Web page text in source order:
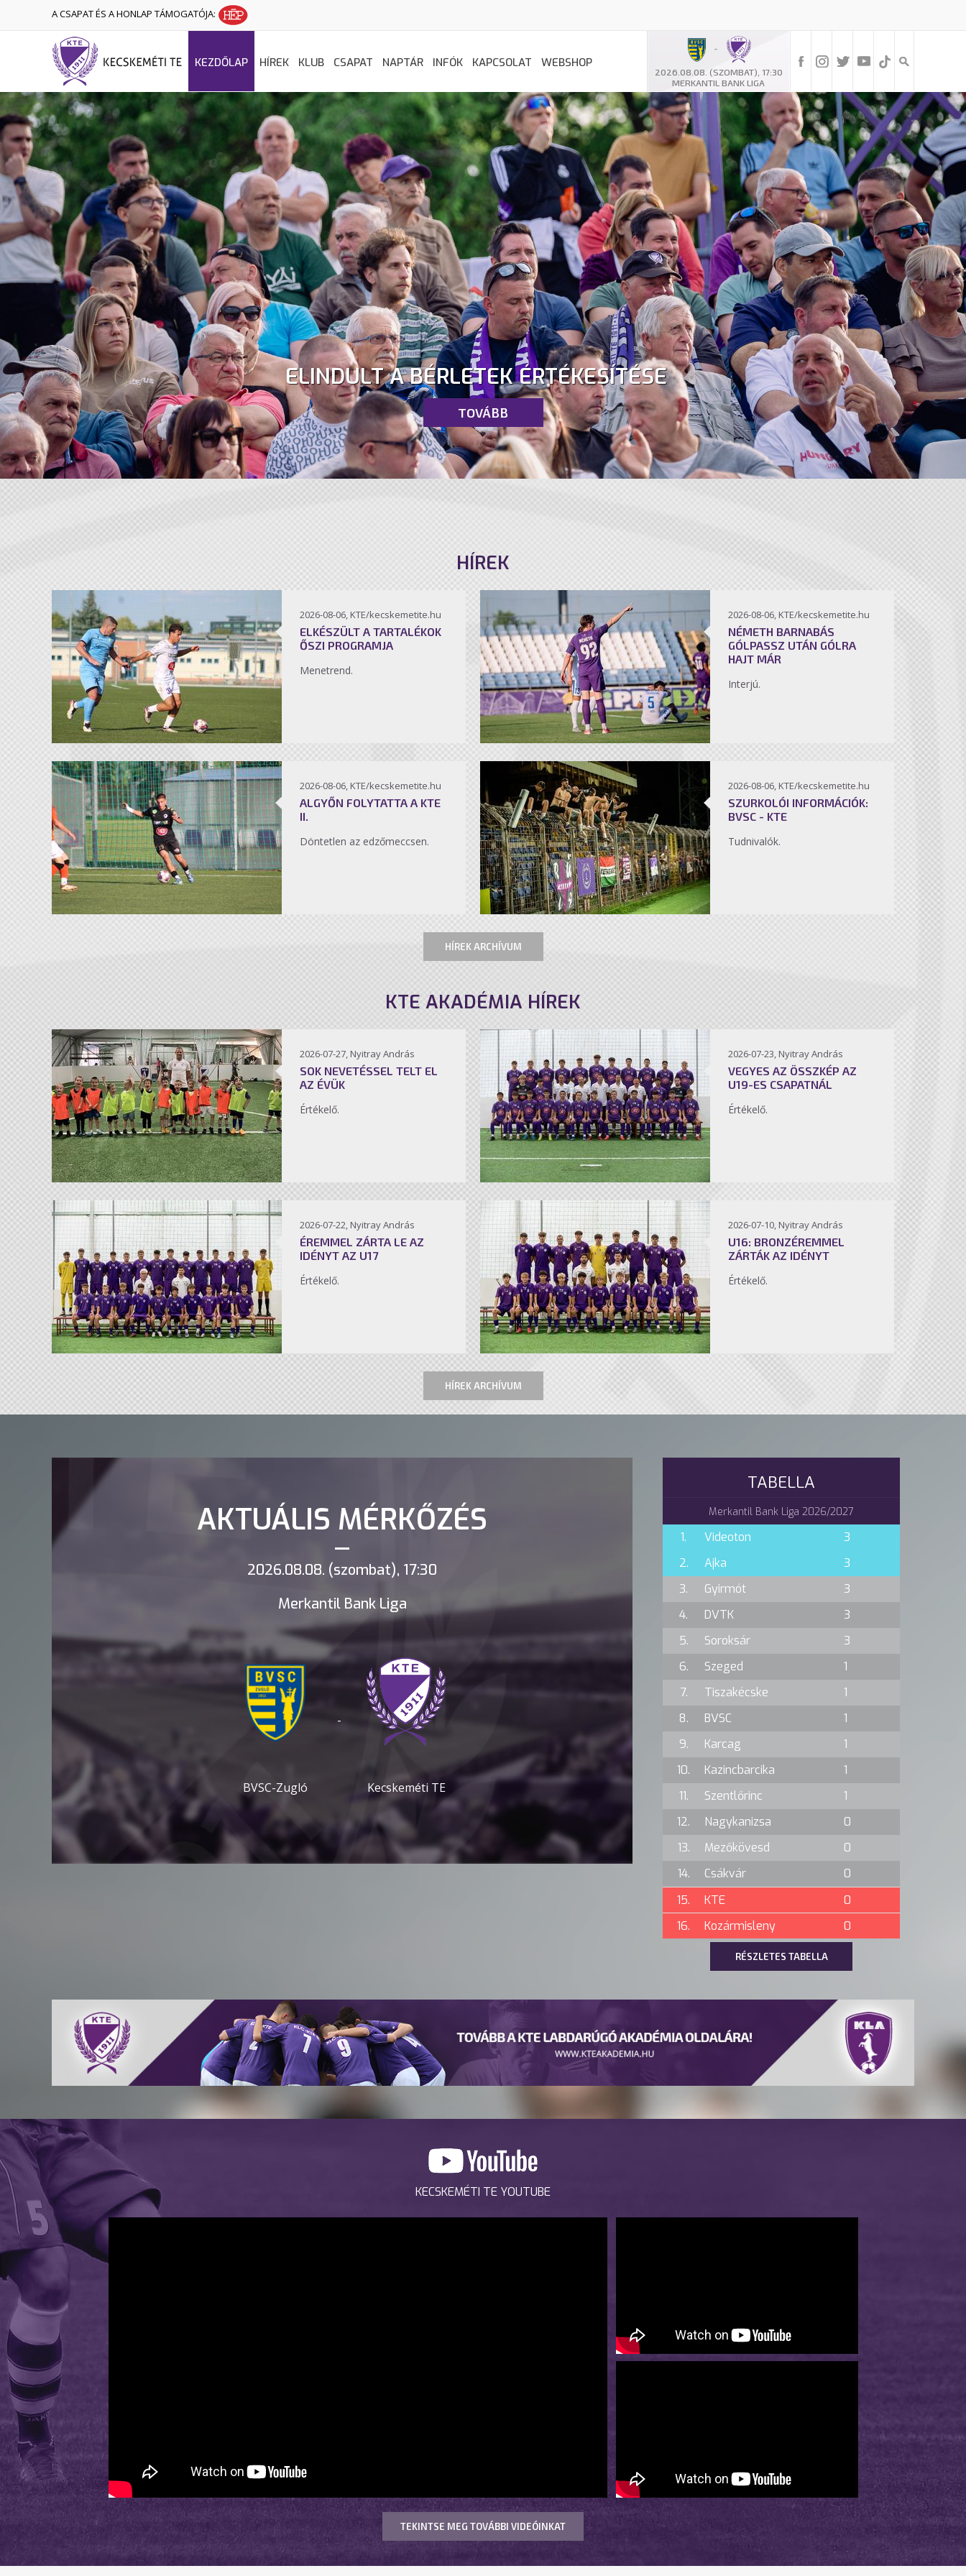
A CSAPAT ÉS A HONLAP TÁMOGATÓJA:
-
2026.08.08. (SZOMBAT), 17:30
MERKANTIL BANK LIGA
KEZDŐLAP HÍREK KLUB CSAPAT NAPTÁR INFÓK KAPCSOLAT WEBSHOP
ELINDULT A BÉRLETEK ÉRTÉKESÍTÉSE
TOVÁBB
HÍREK
2026-08-06, KTE/kecskemetite.hu
ELKÉSZÜLT A TARTALÉKOK
ŐSZI PROGRAMJA
Menetrend.
2026-08-06, KTE/kecskemetite.hu
NÉMETH BARNABÁS
GÓLPASSZ UTÁN GÓLRA
HAJT MÁR
Interjú.
2026-08-06, KTE/kecskemetite.hu
ALGYŐN FOLYTATTA A KTE
II.
Döntetlen az edzőmeccsen.
2026-08-06, KTE/kecskemetite.hu
SZURKOLÓI INFORMÁCIÓK:
BVSC - KTE
Tudnivalók.
HÍREK ARCHÍVUM
KTE AKADÉMIA HÍREK
2026-07-27, Nyitray András
SOK NEVETÉSSEL TELT EL
AZ ÉVÜK
Értékelő.
2026-07-23, Nyitray András
VEGYES AZ ÖSSZKÉP AZ
U19-ES CSAPATNÁL
Értékelő.
2026-07-22, Nyitray András
ÉREMMEL ZÁRTA LE AZ
IDÉNYT AZ U17
Értékelő.
2026-07-10, Nyitray András
U16: BRONZÉREMMEL
ZÁRTÁK AZ IDÉNYT
Értékelő.
HÍREK ARCHÍVUM
AKTUÁLIS MÉRKŐZÉS
2026.08.08. (szombat), 17:30
Merkantil Bank Liga
BVSC-Zugló
-
Kecskeméti TE
TABELLA
Merkantil Bank Liga 2026/2027
1. Videoton
3
2.
Ajka
3
3.
Gyirmót
3
4.
DVTK
3
5.
Soroksár
3
6.
Szeged
1
7.
Tiszakécske
1
8.
BVSC
1
9.
Karcag
1
10.
Kazincbarcika
1
11.
Szentlőrinc
1
12.
Nagykanizsa
0
13.
Mezőkövesd
0
14.
Csákvár
0
15.
KTE
0
16.
Kozármisleny 0
RÉSZLETES TABELLA
KECSKEMÉTI TE YOUTUBE
TEKINTSE MEG TOVÁBBI VIDEÓINKAT